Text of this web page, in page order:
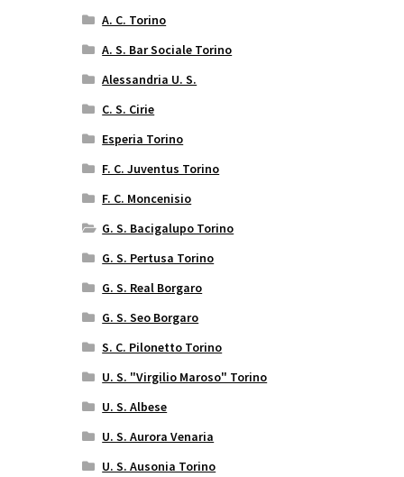
A. C. Torino
A. S. Bar Sociale Torino
Alessandria U. S.
C. S. Cirie
Esperia Torino
F. C. Juventus Torino
F. C. Moncenisio
G. S. Bacigalupo Torino
G. S. Pertusa Torino
G. S. Real Borgaro
G. S. Seo Borgaro
S. C. Pilonetto Torino
U. S. "Virgilio Maroso" Torino
U. S. Albese
U. S. Aurora Venaria
U. S. Ausonia Torino